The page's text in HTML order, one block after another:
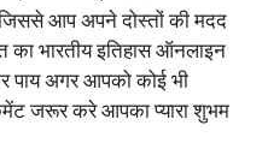
आप अपने दोस्तों की मदद
भारतीय इतिहास ऑनलाइन
पाय अगर आपको कोई भी
जरूर करे आपका प्यारा शुभम